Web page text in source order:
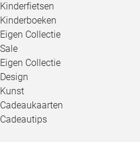
Kinderfietsen
Kinderboeken
Eigen Collectie
Sale
Eigen Collectie
Design
Kunst
Cadeaukaarten
Cadeautips